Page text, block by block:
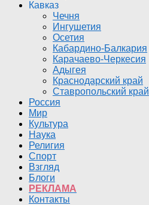
Кавказ
Чечня
Ингушетия
Осетия
Кабардино-Балкария
Карачаево-Черкесия
Адыгея
Краснодарский край
Ставропольский край
Россия
Мир
Культура
Наука
Религия
Спорт
Взгляд
Блоги
РЕКЛАМА
Контакты